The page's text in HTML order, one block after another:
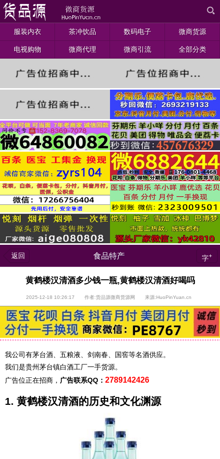
服装内衣 茶冲饮品 数码电子 微商货源
电视购物 微商代理 微商引流 全部分类
返回 食品特产 字+
黄鹤楼汉清酒多少钱一瓶,黄鹤楼汉清酒好喝吗
2025-12-18 10:26:17 作者:货品源微商货源网 来源:HuoPinYuan.cn
我公司有茅台酒、五粮液、剑南春、国窖等名酒供应。
我们是贵州茅台镇白酒工厂一手货源。
广告位正在招商， 广告联系QQ： 2789142426
1. 黄鹤楼汉清酒的历史和文化渊源